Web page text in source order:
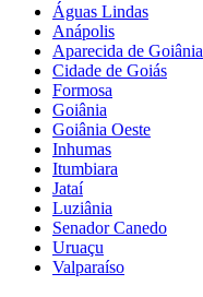
Águas Lindas
Anápolis
Aparecida de Goiânia
Cidade de Goiás
Formosa
Goiânia
Goiânia Oeste
Inhumas
Itumbiara
Jataí
Luziânia
Senador Canedo
Uruaçu
Valparaíso